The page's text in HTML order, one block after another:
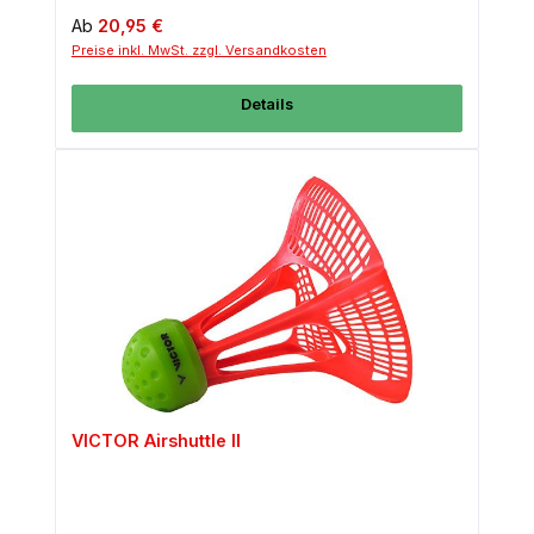
Regulärer Preis:
Ab 20,95 €
Preise inkl. MwSt. zzgl. Versandkosten
Details
VICTOR Airshuttle II